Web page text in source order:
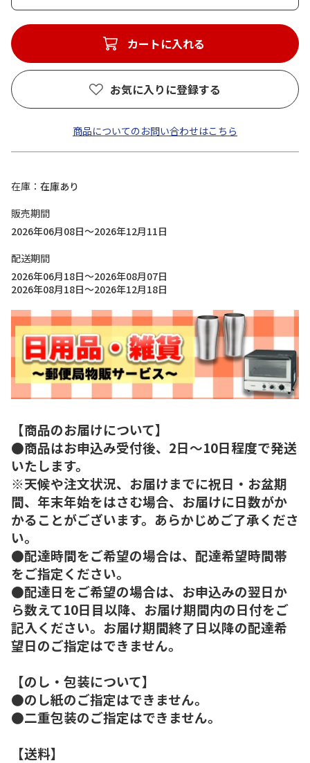
カートに入れる
お気に入りに登録する
商品についてのお問い合わせはこちら
在庫
在庫あり
販売期間
2026年06月08日～2026年12月11日
配送期間
2026年06月18日～2026年08月07日
2026年08月18日～2026年12月18日
【商品のお届けについて】
●商品はお申込み受付後、2日～10日程度で発送
いたします。
※天候や注文状況、お届けまでに祝日・お盆期
間、年末年始をはさむ場合、お届けに日数がか
かることがございます。あらかじめご了承くださ
い。
●配達時間をご希望の場合は、配達希望時間帯
をご指定ください。
●配達日をご希望の場合は、お申込みの翌日か
ら数えて10日目以降、お届け期間内の日付をご
記入ください。お届け期間終了日以降の配達希
望日のご指定はできません。
【のし・包装について】
●のし紙のご指定はできません。
●二重包装のご指定はできません。
【送料】